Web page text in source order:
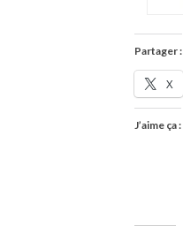
Partager :
X
J’aime ça :